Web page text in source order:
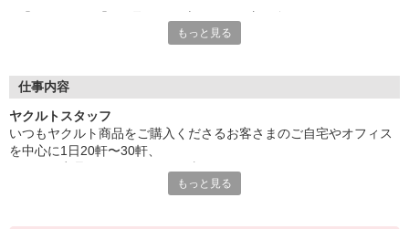
収入保障期間：3か月
そんなことは一切ありません。
みなさん個々に工夫はされています。
自分スタイルで取り組めるのが、この仕事の魅力なんですよね。
〜先輩スタッフからメッセージ〜
最初は先輩や社員が同行してくれるので安心して始められます。
商品管理もチームでフォローし合えて、心強いですよ！
もっと見る
仕事内容
ヤクルトスタッフ
いつもヤクルト商品をご購入くださるお客さまのご自宅やオフィス
を中心に1日20軒〜30軒、
商品を通じてお客さまとふれあう楽しさ、健康的な生活にお役立ち
もっと見る